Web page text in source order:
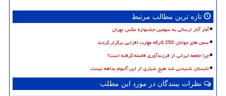
تازه ترین مطالب مرتبط
آمار آثار ارسالی به سومین جشنواره عکس تهران
سمن های جوانان 250 کارگاه مهارت افزایی برگزار کردند
چرا جامعه ایرانی از فرزندآوری فاصله گرفته است؟
تابستان شنیدنی شد هیچ شیاری از این آلبوم بداهه نیست
نظرات بینندگان در مورد این مطلب